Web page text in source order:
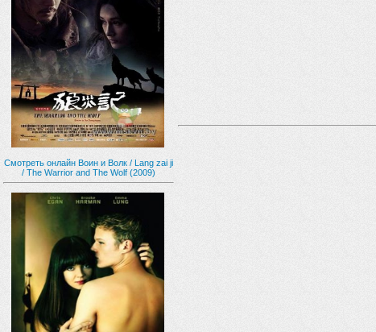
Смотреть онлайн Воин и Волк / Lang zai ji
/ The Warrior and The Wolf (2009)